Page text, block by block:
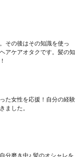
その後はその知識を使っ
アケアオタクです。髪の知
た女性を応援！自分の経験
ました。
分磨き中♪ 髪のオシャレを